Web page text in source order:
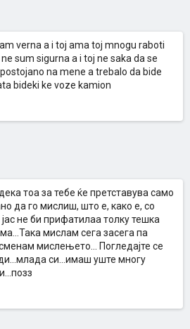
verna a i toj ama toj mnogu raboti
sum sigurna a i toj ne saka da se
na mene a trebalo da bide
bideki ke voze kamion
тоа за тебе ќе претставува само
да го мислиш, што е, како е, со
не би прифатилаа толку тешка
мислам сега засега па
мислењето... Погледајте се
си...имаш уште многу